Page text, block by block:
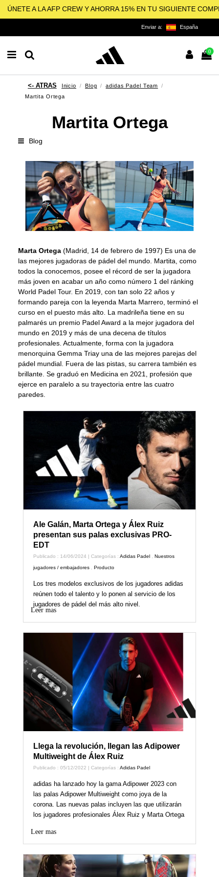
ÚNETE A LA AFP CREW Y AHORRA 15% EN TU SIGUIENTE
Enviar a: España
0
Inicio Blog
adidas Padel Team
Martita Ortega
Martita Ortega
Blog
Marta Ortega(Madrid, 14 de febrero de 1997) Es una de
las mejores jugadoras de pádel del mundo. Martita, como
todos la conocemos, posee el récord de ser la jugadora
más joven en acabar un año como número 1 del ránking
World Padel Tour. En 2019, con tan solo 22 años y
formando pareja con la leyenda Marta Marrero, terminó el
curso en el puesto más alto. La madrileña tiene en su
palmarés un premio Padel Award a la mejor jugadora del
mundo en 2019 y más de una decena de títulos
profesionales. Actualmente, forma con la jugadora
menorquina Gemma Triay una de las mejores parejas del
pádel mundial. Fuera de las pistas, su carrera también es
brillante. Se graduó en Medicina en 2021, profesión que
ejerce en paralelo a su trayectoria entre las cuatro
paredes.
Ale Galán, Marta Ortega y Álex Ruiz
presentan sus palas exclusivas PRO-
EDT
Publicado : 14/06/2024 | Categorías :Adidas Padel ,Nuestros
jugadores / embajadores ,Producto
Los tres modelos exclusivos de los jugadores adidas
reúnen todo el talento y lo ponen al servicio de los
jugadores de pádel del más alto nivel.
Leer mas
Llega la revolución, llegan las Adipower
Multiweight de Álex Ruiz
Publicado : 05/12/2022 | Categorías :Adidas Padel
adidas ha lanzado hoy la gama Adipower 2023 con
las palas Adipower Multiweight como joya de la
corona. Las nuevas palas incluyen las que utilizarán
los jugadores profesionales Álex Ruiz y Marta Ortega
Leer mas